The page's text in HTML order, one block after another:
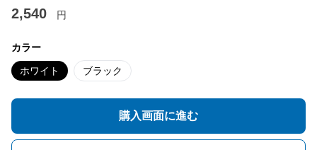
2,540 円
カラー
ホワイト ブラック
購入画面に進む